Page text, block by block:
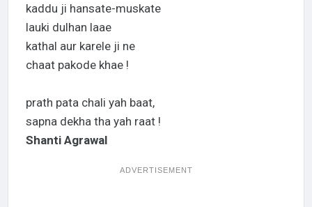
kaddu ji hansate-muskate
lauki dulhan laae
kathal aur karele ji ne
chaat pakode khae !
prath pata chali yah baat,
sapna dekha tha yah raat !
Shanti Agrawal
ADVERTISEMENT